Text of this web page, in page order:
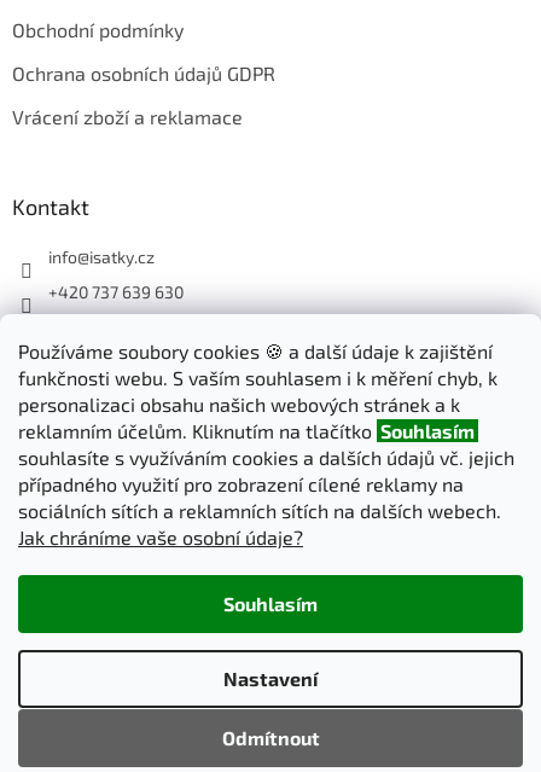
Používáme soubory cookies 🍪 a další údaje k zajištění
funkčnosti webu. S vaším souhlasem i k měření chyb, k
personalizaci obsahu našich webových stránek a k
reklamním účelům. Kliknutím na tlačítko Souhlasím
souhlasíte s využíváním cookies a dalších údajů vč. jejich
případného využití pro zobrazení cílené reklamy na
sociálních sítích a reklamních sítích na dalších webech.
Jak chráníme vaše osobní údaje?
Nastavení
Odmítnout
Souhlasím
Obchodní podmínky
Ochrana osobních údajů GDPR
Vrácení zboží a reklamace
Kontakt
info@isatky.cz
+420 737 639 630
isatky_cz
Odebírat newsletter
PŘIHLÁSIT
nastavení cookies